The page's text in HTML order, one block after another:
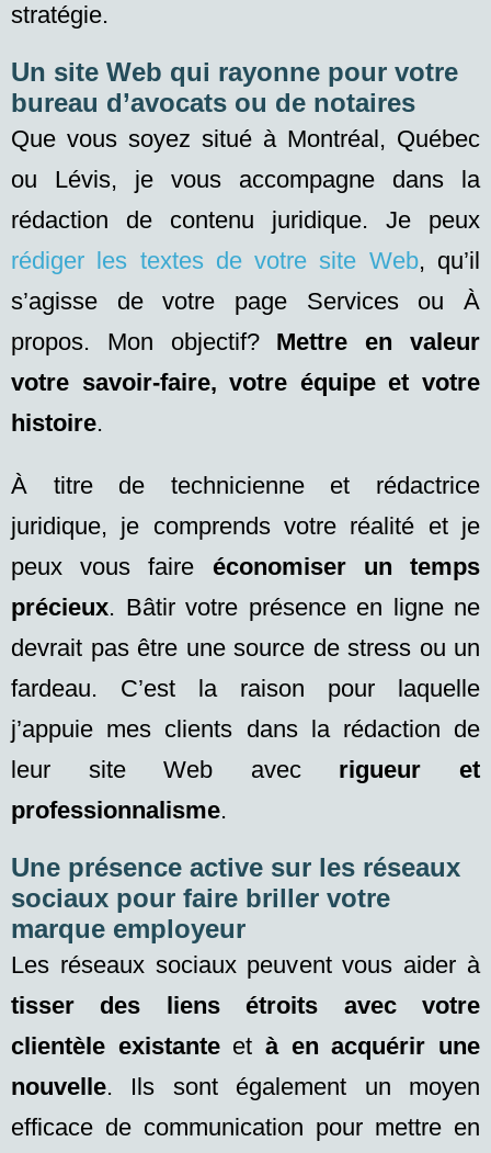
stratégie.
Un site Web qui rayonne pour votre
bureau d’avocats ou de notaires
Que vous soyez situé à Montréal, Québec
ou Lévis, je vous accompagne dans la
rédaction de contenu juridique. Je peux
rédiger les textes de votre site Web, qu’il
s’agisse de votre page Services ou À
propos. Mon objectif? Mettre en valeur
votre savoir-faire, votre équipe et votre
histoire.
À titre de technicienne et rédactrice
juridique, je comprends votre réalité et je
peux vous faire économiser un temps
précieux. Bâtir votre présence en ligne ne
devrait pas être une source de stress ou un
fardeau. C’est la raison pour laquelle
j’appuie mes clients dans la rédaction de
leur site Web avec rigueur et
professionnalisme.
Une présence active sur les réseaux
sociaux pour faire briller votre
marque employeur
Les réseaux sociaux peuvent vous aider à
tisser des liens étroits avec votre
clientèle existanteetà en acquérir une
nouvelle. Ils sont également un moyen
efficace de communication pour mettre en